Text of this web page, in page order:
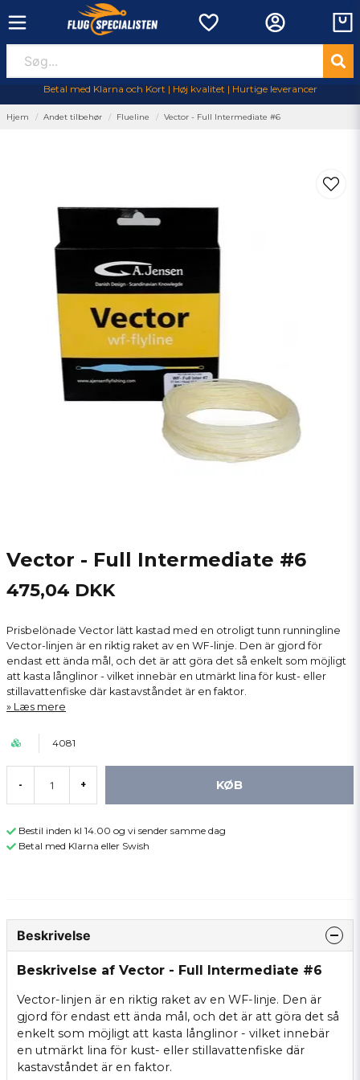
Betal med Klarna och Kort | Høj kvalitet | Hurtige leverancer
Hjem Andet tilbehør Flueline Vector - Full Intermediate #6
Vector - Full Intermediate #6
475,04 DKK
Prisbelönade Vector lätt kastad med en otroligt tunn runningline
Vector-linjen är en riktig raket av en WF-linje. Den är gjord för
endast ett ända mål, och det är att göra det så enkelt som möjligt
att kasta långlinor - vilket innebär en utmärkt lina för kust- eller
stillavattenfiske där kastavståndet är en faktor.
Læs mere
4081
- + KØB
Bestil inden kl 14.00 og vi sender samme dag
Betal med Klarna eller Swish
Beskrivelse
Beskrivelse af Vector - Full Intermediate #6
Vector-linjen är en riktig raket av en WF-linje. Den är
gjord för endast ett ända mål, och det är att göra det så
enkelt som möjligt att kasta långlinor - vilket innebär
en utmärkt lina för kust- eller stillavattenfiske där
kastavståndet är en faktor.